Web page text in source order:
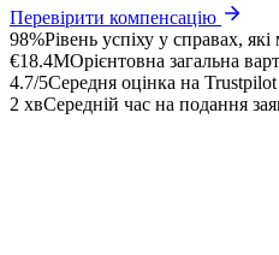
Перевірити компенсацію
98%Рівень успіху у справах,
€18.4MОрієнтовна загальна
4.7/5Середня оцінка на Trustpilot
2 хвСередній час на подання